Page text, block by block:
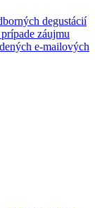
degustácií
záujmu
e-mailových